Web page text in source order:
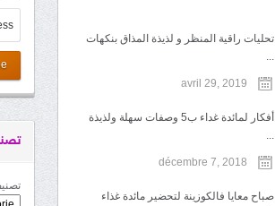
تحليات راقية المنظر و لذيذة المذاق بنكهات
avril 29, 2019
أفكار لمائدة غداء ب5 وصفات سهلة ولذيذة
décembre 7, 2018
صباح معايا فالكوزينة لتحضير مائدة غذاء